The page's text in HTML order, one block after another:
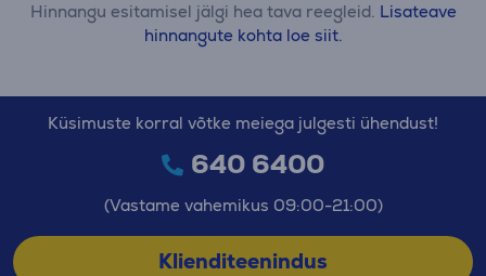
Hinnangu esitamisel jälgi hea tava reegleid. Lisateave
hinnangute kohta loe siit.
Küsimuste korral võtke meiega julgesti ühendust!
640 6400
(Vastame vahemikus 09:00-21:00)
Klienditeenindus